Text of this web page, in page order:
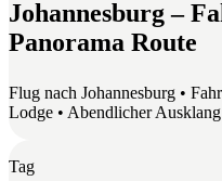
Johannesburg –
Panorama Route
Flug nach Johannesburg •
Lodge • Abendlicher
Tag